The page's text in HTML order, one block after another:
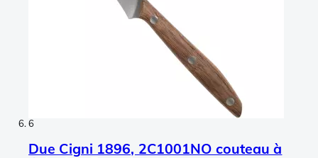
6
Due Cigni 1896, 2C1001NO couteau à